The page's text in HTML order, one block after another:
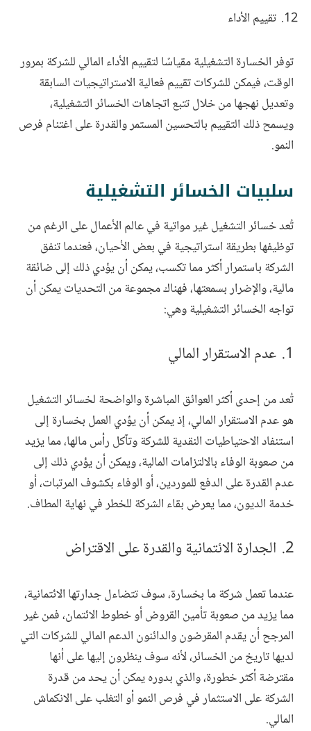
تقييم الأداء
توفر الخسارة التشغيلية مقياسًا لتقييم الأداء المالي للشركة بمرور
الوقت، فيمكن للشركات تقييم فعالية الاستراتيجيات السابقة
وتعديل نهجها من خلال تتبع اتجاهات الخسائر التشغيلية،
ويسمح ذلك التقييم بالتحسين المستمر والقدرة على اغتنام فرص
النمو.
سلبيات الخسائر التشغيلية
تُعد خسائر التشغيل غير مواتية في عالم الأعمال على الرغم من
توظيفها بطريقة استراتيجية في بعض الأحيان، فعندما تنفق
الشركة باستمرار أكثر مما تكسب، يمكن أن يؤدي ذلك إلى ضائقة
مالية، والإضرار بسمعتها، فهناك مجموعة من التحديات يمكن أن
تواجه الخسائر التشغيلية وهي:
عدم الاستقرار المالي
تُعد من إحدى أكثر العوائق المباشرة والواضحة لخسائر التشغيل
هو عدم الاستقرار المالي، إذ يمكن أن يؤدي العمل بخسارة إلى
استنفاد الاحتياطيات النقدية للشركة وتآكل رأس مالها، مما يزيد
من صعوبة الوفاء بالالتزامات المالية، ويمكن أن يؤدي ذلك إلى
عدم القدرة على الدفع للموردين، أو الوفاء بكشوف المرتبات، أو
خدمة الديون، مما يعرض بقاء الشركة للخطر في نهاية المطاف.
الجدارة الائتمانية والقدرة على الاقتراض
عندما تعمل شركة ما بخسارة، سوف تتضاءل جدارتها الائتمانية،
مما يزيد من صعوبة تأمين القروض أو خطوط الائتمان، فمن غير
المرجح أن يقدم المقرضون والدائنون الدعم المالي للشركات التي
لديها تاريخ من الخسائر، لأنه سوف ينظرون إليها على أنها
مقترضة أكثر خطورة، والذي بدوره يمكن أن يحد من قدرة
الشركة على الاستثمار في فرص النمو أو التغلب على الانكماش
المالي.